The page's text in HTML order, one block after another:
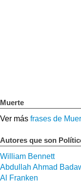
Muerte
Ver más frases de
Autores que son
William Bennett
Abdullah Ahmad
Al Franken